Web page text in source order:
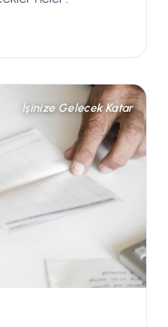
Veri Minimizasyonu
İşinize Gelecek Katar